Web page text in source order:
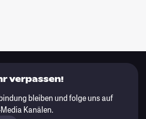
verpassen!
bleiben und folge uns auf
Kanälen.